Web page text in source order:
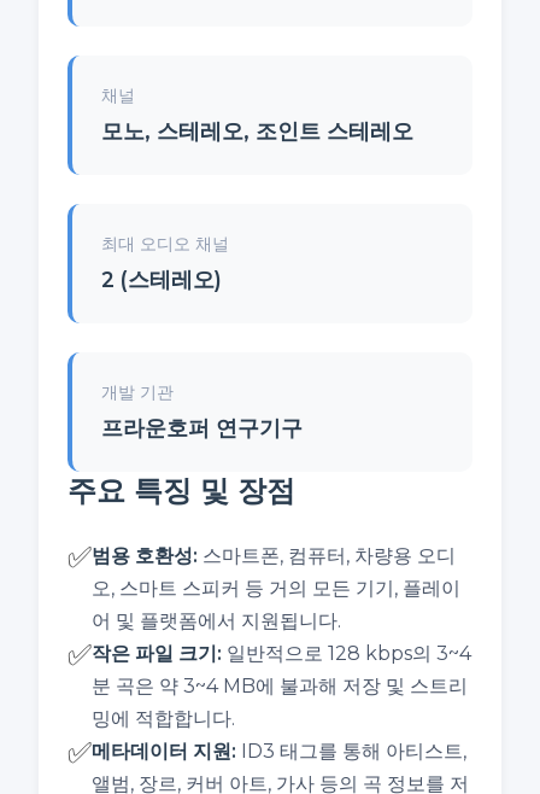
채널
모노, 스테레오, 조인트 스테레오
최대 오디오 채널
2 (스테레오)
개발 기관
프라운호퍼 연구기구
주요 특징 및 장점
✅범용 호환성: 스마트폰, 컴퓨터, 차량용 오디
오, 스마트 스피커 등 거의 모든 기기, 플레이
어 및 플랫폼에서 지원됩니다.
✅작은 파일 크기: 일반적으로 128 kbps의 3~4
분 곡은 약 3~4 MB에 불과해 저장 및 스트리
밍에 적합합니다.
✅메타데이터 지원: ID3 태그를 통해 아티스트,
앨범, 장르, 커버 아트, 가사 등의 곡 정보를 저